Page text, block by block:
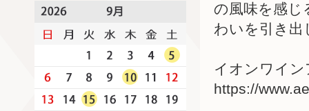
の風味を感じ
わいを引き
イオンワイ
https://